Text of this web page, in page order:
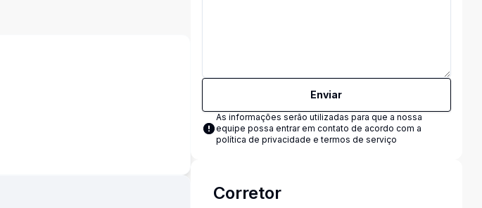
Enviar
As informações serão utilizadas para que a nossa
equipe possa entrar em contato de acordo com a
política de privacidade e termos de serviço
Corretor